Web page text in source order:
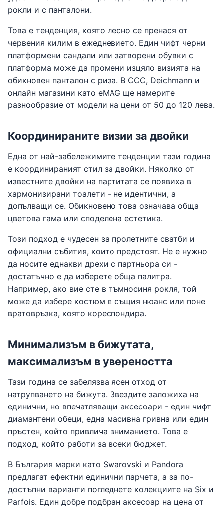
рокли и с панталони.
Това е тенденция, която лесно се пренася от
червения килим в ежедневието. Един чифт черни
платформени сандали или затворени обувки с
платформа може да промени изцяло визията на
обикновен панталон с риза. В CCC, Deichmann и
онлайн магазини като eMAG ще намерите
разнообразие от модели на цени от 50 до 120 лева.
Координираните визии за двойки
Една от най-забележимите тенденции тази година
е координираният стил за двойки. Няколко от
известните двойки на партитата се появиха в
хармонизирани тоалети - не идентични, а
допълващи се. Обикновено това означава обща
цветова гама или споделена естетика.
Този подход е чудесен за пролетните сватби и
официални събития, които предстоят. Не е нужно
да носите еднакви дрехи с партньора си -
достатъчно е да изберете обща палитра.
Например, ако вие сте в тъмносиня рокля, той
може да избере костюм в същия нюанс или поне
вратовръзка, която кореспондира.
Минимализъм в бижутата,
максимализъм в увереността
Тази година се забелязва ясен отход от
натрупването на бижута. Звездите заложиха на
единични, но впечатляващи аксесоари - един чифт
диамантени обеци, една масивна гривна или един
пръстен, който привлича вниманието. Това е
подход, който работи за всеки бюджет.
В България марки като Swarovski и Pandora
предлагат ефектни единични парчета, а за по-
достъпни варианти погледнете колекциите на Six и
Parfois. Един добре подбран аксесоар на цена от